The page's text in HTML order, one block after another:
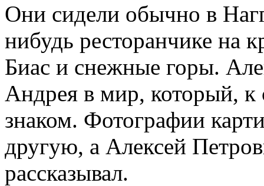
Они сидели обычно в
нибудь ресторанчике на
Биас и снежные горы.
Андрея в мир, который, к
знаком. Фотографии
другую, а Алексей
рассказывал.